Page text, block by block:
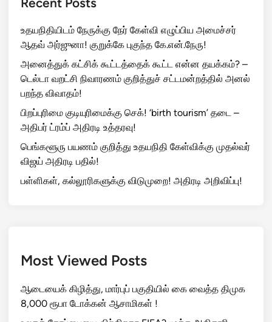
உதயநிதியிடம் நேருக்கு நேர் கேள்வி எழுப்பிய அமைச்சர்
ஆதவ் அர்ஜுனா! குறுக்கே புகுந்த கே.என்.நேரு!
அனைத்துக் கட்சிக் கூட்டத்தைக் கூட்ட என்ன தயக்கம்? –
டெல்டா வறட்சி நிவாரணம் குறித்துச் சட்டமன்றத்தில் அனல்
பறந்த விவாதம்!
பிறப்புரிமை குடியுரிமைக்கு செக்! ‘birth tourism’ தடை –
அதிபர் ட்ரம்ப் அதிரடி உத்தரவு!
பெங்களூரு பயணம் குறித்து உதயநிதி கேள்விக்கு முதல்வர்
விஜய் அதிரடி பதில்!
பள்ளிகள், கல்லூரிகளுக்கு விடுமுறை! அதிரடி அறிவிப்பு!
Most Viewed Posts
ஆடையைக் கிழித்து, மார்புப் பகுதியில் கை வைத்த திமுக
8,000 ரூபா டோக்கன் ஆசாமிகள் !